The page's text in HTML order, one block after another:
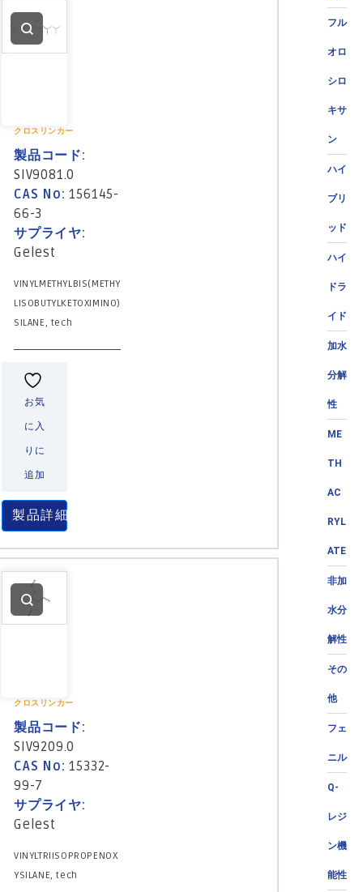
フル
オロ
シロ
キサ
ン
ハイ
ブリ
ッド
ハイ
ドラ
イド
加水
分解
性
ME
TH
AC
RYL
ATE
非加
水分
解性
その
他
フェ
ニル
Q-
レジ
ン機
能性
クロスリンカー
製品コード:
SIV9081.0
CAS No:156145-
66-3
サプライヤ:
Gelest
VINYLMETHYLBIS(METHY
LISOBUTYLKETOXIMINO)
SILANE, tech
お気
に入
りに
追加
製品詳細
クロスリンカー
製品コード:
SIV9209.0
CAS No:15332-
99-7
サプライヤ:
Gelest
VINYLTRIISOPROPENOX
YSILANE, tech